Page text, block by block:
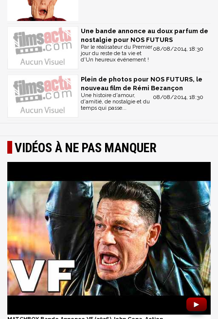
Une bande annonce au doux parfum de
nostalgie pour NOS FUTURS
08/08/2014, 18:30
Par le réalisateur du Premier
jour du reste de ta vie et
d'Un heureux événement !
Plein de photos pour NOS FUTURS, le
nouveau film de Rémi Bezançon
08/08/2014, 18:30
Une histoire d'amour,
d'amitié, de nostalgie et du
temps qui passe...
VIDÉOS À NE PAS MANQUER
►